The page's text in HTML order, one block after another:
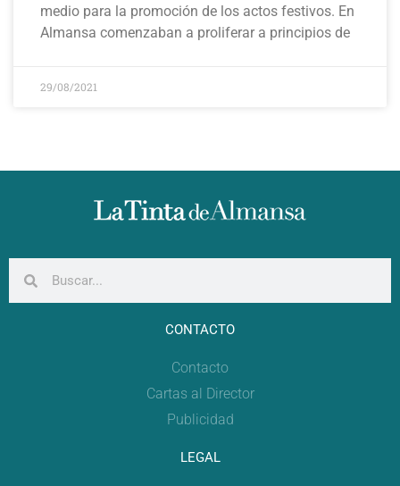
medio para la promoción de los actos festivos. En
Almansa comenzaban a proliferar a principios de
29/08/2021
CONTACTO
Contacto
Cartas al Director
Publicidad
LEGAL